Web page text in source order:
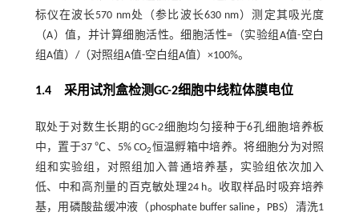
标仪在波长570 nm处（参比波长630 nm）测定其吸光度
（A）值，并计算细胞活性。细胞活性=（实验组A值-空白
组A值）/（对照组A值-空白组A值）×100%。
1.4 采用试剂盒检测GC-2细胞中线粒体膜电位
取处于对数生长期的GC-2细胞均匀接种于6孔细胞培养板
中，置于37 ℃、5% CO2恒温孵箱中培养。将细胞分为对照
组和实验组，对照组加入普通培养基，实验组依次加入
低、中和高剂量的百克敏处理24 h。收取样品时吸弃培养
基，用磷酸盐缓冲液（phosphate buffer saline，PBS）清洗1